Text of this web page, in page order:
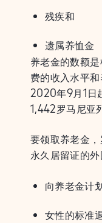
残疾和
遗属养恤金
养老金的数额
费的收入水平
2020年9月1日
1,442罗马尼亚
要领取养老金
永久居留证的外
向养老金计
女性的标准